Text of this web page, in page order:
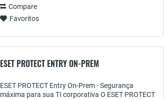
Compare
Favoritos
ESET PROTECT ENTRY ON-PREM
ESET PROTECT Entry On-Prem - Segurança
máxima para sua TI corporativa O ESET PROTECT